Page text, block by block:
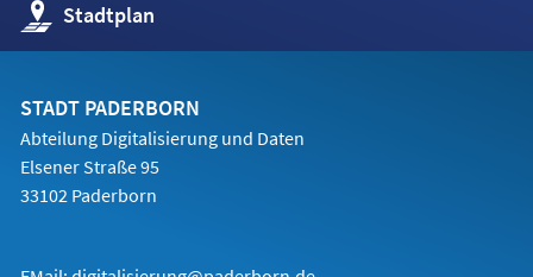
Stadtplan
(Öffnet
in
einem
Tab)
STADT PADERBORN
Abteilung Digitalisierung und Daten
Elsener Straße 95
33102 Paderborn